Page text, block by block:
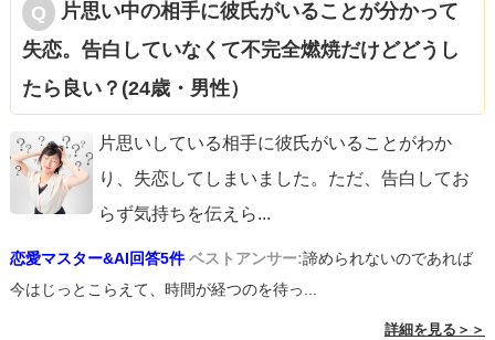
ができる方と巡り合えると思います。頑張ってください。
片思い中の相手に彼氏がいることが分かって
失恋。告白していなくて不完全燃焼だけどどうし
たら良い？(24歳・男性）
片思いしている相手に彼氏がいることがわか
り、失恋してしまいました。ただ、告白してお
らず気持ちを伝えら...
恋愛マスター&AI回答5件 ベストアンサー:諦められないのであれば
今はじっとこらえて、時間が経つのを待っ...
詳細を見る＞＞